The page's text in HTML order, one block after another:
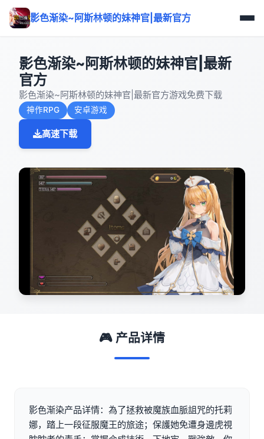
影色渐染~阿斯林顿的妹神官|最新官方
影色渐染~阿斯林顿的妹神官|最新
官方
影色渐染~阿斯林顿的妹神官|最新官方游戏免费下载
神作RPG 安卓游戏
高速下载
🎮 产品详情
影色渐染产品详情：為了拯救被魔族血脈詛咒的托莉
娜，踏上一段征服魔王的旅途；保護她免遭身邊虎視